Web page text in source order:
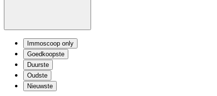
Immoscoop only
Goedkoopste
Duurste
Oudste
Nieuwste